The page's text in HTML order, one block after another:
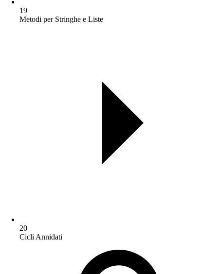
19
Metodi per Stringhe e Liste
20
Cicli Annidati